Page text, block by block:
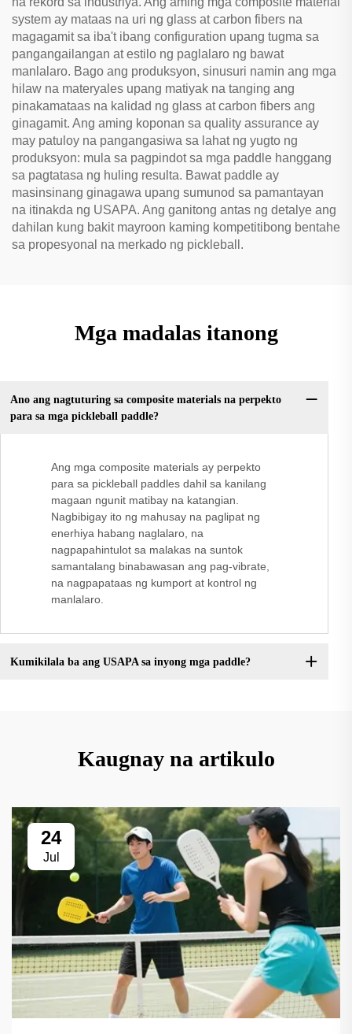
system ay mataas na uri ng glass at carbon fibers na
magagamit sa iba't ibang configuration upang tugma sa
pangangailangan at estilo ng paglalaro ng bawat
manlalaro. Bago ang produksyon, sinusuri namin ang mga
hilaw na materyales upang matiyak na tanging ang
pinakamataas na kalidad ng glass at carbon fibers ang
ginagamit. Ang aming koponan sa quality assurance ay
may patuloy na pangangasiwa sa lahat ng yugto ng
produksyon: mula sa pagpindot sa mga paddle hanggang
sa pagtatasa ng huling resulta. Bawat paddle ay
masinsinang ginagawa upang sumunod sa pamantayan
na itinakda ng USAPA. Ang ganitong antas ng detalye ang
dahilan kung bakit mayroon kaming kompetitibong bentahe
sa propesyonal na merkado ng pickleball.
Mga madalas itanong
Ano ang nagtuturing sa composite materials na perpekto
para sa mga pickleball paddle?
Ang mga composite materials ay perpekto
para sa pickleball paddles dahil sa kanilang
magaan ngunit matibay na katangian.
Nagbibigay ito ng mahusay na paglipat ng
enerhiya habang naglalaro, na
nagpapahintulot sa malakas na suntok
samantalang binabawasan ang pag-vibrate,
na nagpapataas ng kumport at kontrol ng
manlalaro.
Kumikilala ba ang USAPA sa inyong mga paddle?
Kaugnay na artikulo
24
Jul